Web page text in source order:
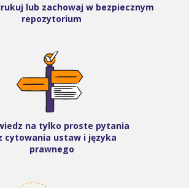
lub zachowaj w bezpiecznym
repozytorium
na tylko proste pytania
cytowania ustaw i języka
prawnego